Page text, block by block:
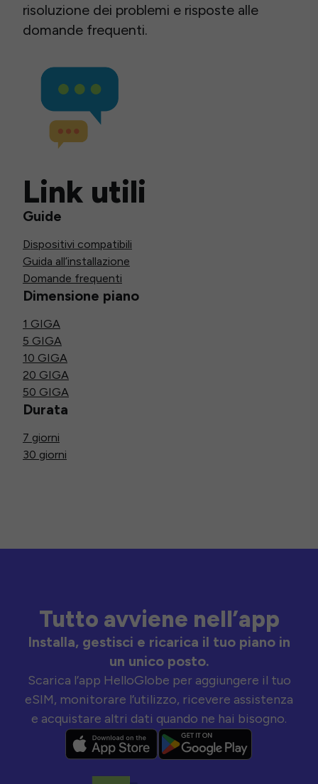
risoluzione dei problemi e risposte alle
domande frequenti.
Link utili
Guide
Dispositivi compatibili
Guida all’installazione
Domande frequenti
Dimensione piano
1 GIGA
5 GIGA
10 GIGA
20 GIGA
50 GIGA
Durata
7 giorni
30 giorni
Tutto avviene nell’app
Installa, gestisci e ricarica il tuo piano in
un unico posto.
Scarica l’app HelloGlobe per aggiungere il tuo
eSIM, monitorare l’utilizzo, ricevere assistenza
e acquistare altri dati quando ne hai bisogno.